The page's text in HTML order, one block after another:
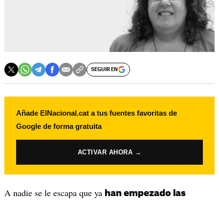
SEGUIR EN
Añade ElNacional.cat a tus fuentes favoritas de
Google de forma gratuita
ACTIVAR AHORA →
A nadie se le escapa que ya han empezado las